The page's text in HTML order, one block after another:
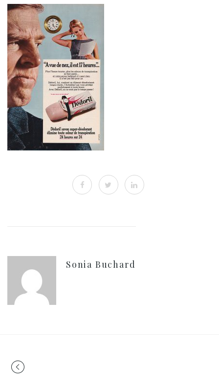
Sonia Buchard
Portfolio